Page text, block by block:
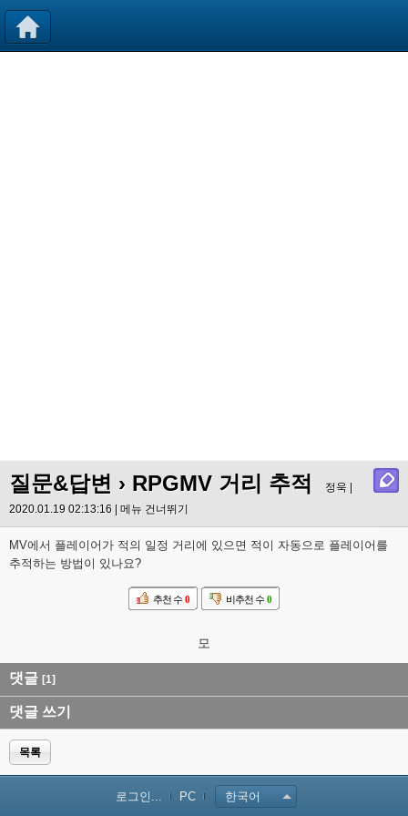
질문&답변 › RPGMV 거리 추적
정욱 |
2020.01.19 02:13:16 | 메뉴 건너뛰기
MV에서 플레이어가 적의 일정 거리에 있으면 적이 자동으로 플레이어를
추적하는 방법이 있나요?
추천 수 0 비추천 수 0
모
댓글 [1]
댓글 쓰기
목록
로그인... PC 한국어